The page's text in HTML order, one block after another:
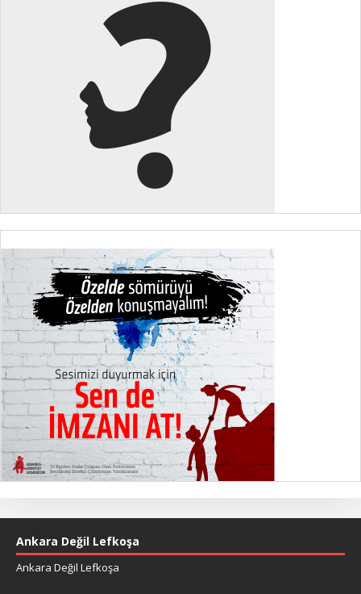
Ankara Değil Lefkoşa
Ankara Değil Lefkoşa